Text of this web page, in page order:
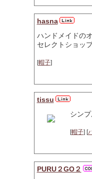
hasna
ハンドメイドの
セレクトショッ
[帽子]
tissu
シン
[帽子] [
PURU２GO２